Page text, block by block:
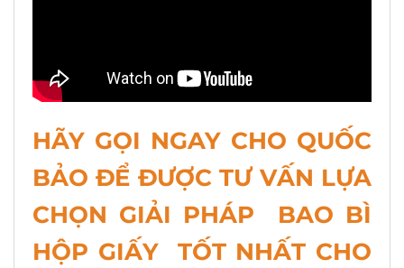
HÃY GỌI NGAY CHO QUỐC
BẢO ĐỂ ĐƯỢC TƯ VẤN LỰA
CHỌN GIẢI PHÁP BAO BÌ
HỘP GIẤY TỐT NHẤT CHO